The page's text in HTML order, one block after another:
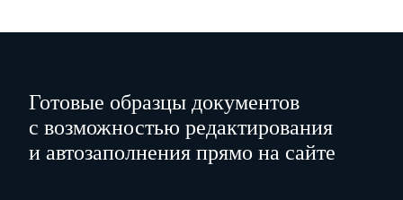
Готовые образцы документов
с возможностью редактирования
и автозаполнения прямо на сайте